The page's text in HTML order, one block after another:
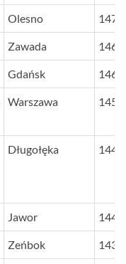
Olesno 1470
Zawada 1467
Gdańsk 1464
Warszawa 1454
Długołęka 1447
Jawor 1442
Zeńbok 1438